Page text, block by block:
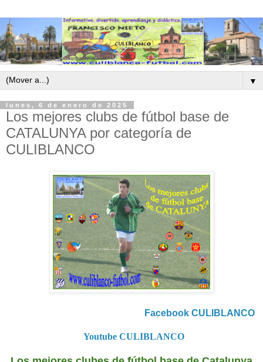
▼
lunes, 6 de enero de 2025
Los mejores clubs de fútbol base de
CATALUNYA por categoría de
CULIBLANCO
Facebook CULIBLANCO
Youtube CULIBLANCO